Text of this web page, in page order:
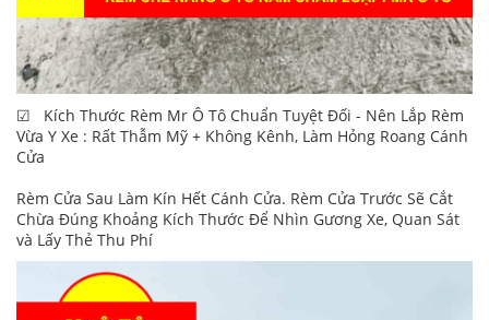
☑ Kích Thước Rèm Mr Ô Tô Chuẩn Tuyệt Đối - Nên Lắp Rèm
Vừa Y Xe : Rất Thẫm Mỹ + Không Kênh, Làm Hỏng Roang Cánh
Cửa
Rèm Cửa Sau Làm Kín Hết Cánh Cửa. Rèm Cửa Trước Sẽ Cắt
Chừa Đúng Khoảng Kích Thước Để Nhìn Gương Xe, Quan Sát
và Lấy Thẻ Thu Phí